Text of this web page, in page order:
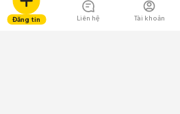
Đăng tin Liên hệ Tài khoản